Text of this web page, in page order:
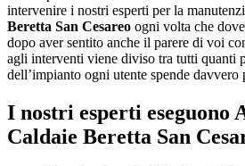
intervenire i nostri esperti per la
Beretta San Cesareo ogni volta che
dopo aver sentito anche il parere di voi
agli interventi viene diviso tra tutti quanti
dell’impianto ogni utente spende davvero
I nostri esperti eseguono
Caldaie Beretta San